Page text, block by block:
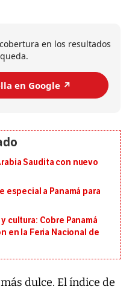
en los resultados
en Google ↗️
Saudita con nuevo
especial a Panamá para
cultura: Cobre Panamá
en la Feria Nacional de
dulce. El índice de